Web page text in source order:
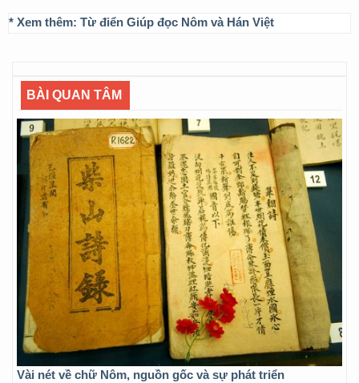
* Xem thêm: Từ điển Giúp đọc Nôm và Hán Việt
BÀI QUAN TÂM
Vài nét về chữ Nôm, nguồn gốc và sự phát triển